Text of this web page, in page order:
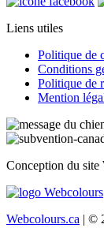
Liens utiles
Politique de
Conditions
Politique de
Mention
Conception du site
Webcolours.ca | ©